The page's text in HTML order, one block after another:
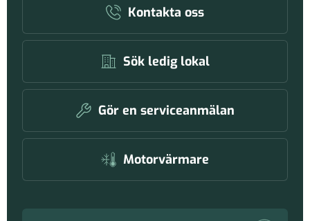
Kontakta oss
Sök ledig lokal
Gör en serviceanmälan
Motorvärmare